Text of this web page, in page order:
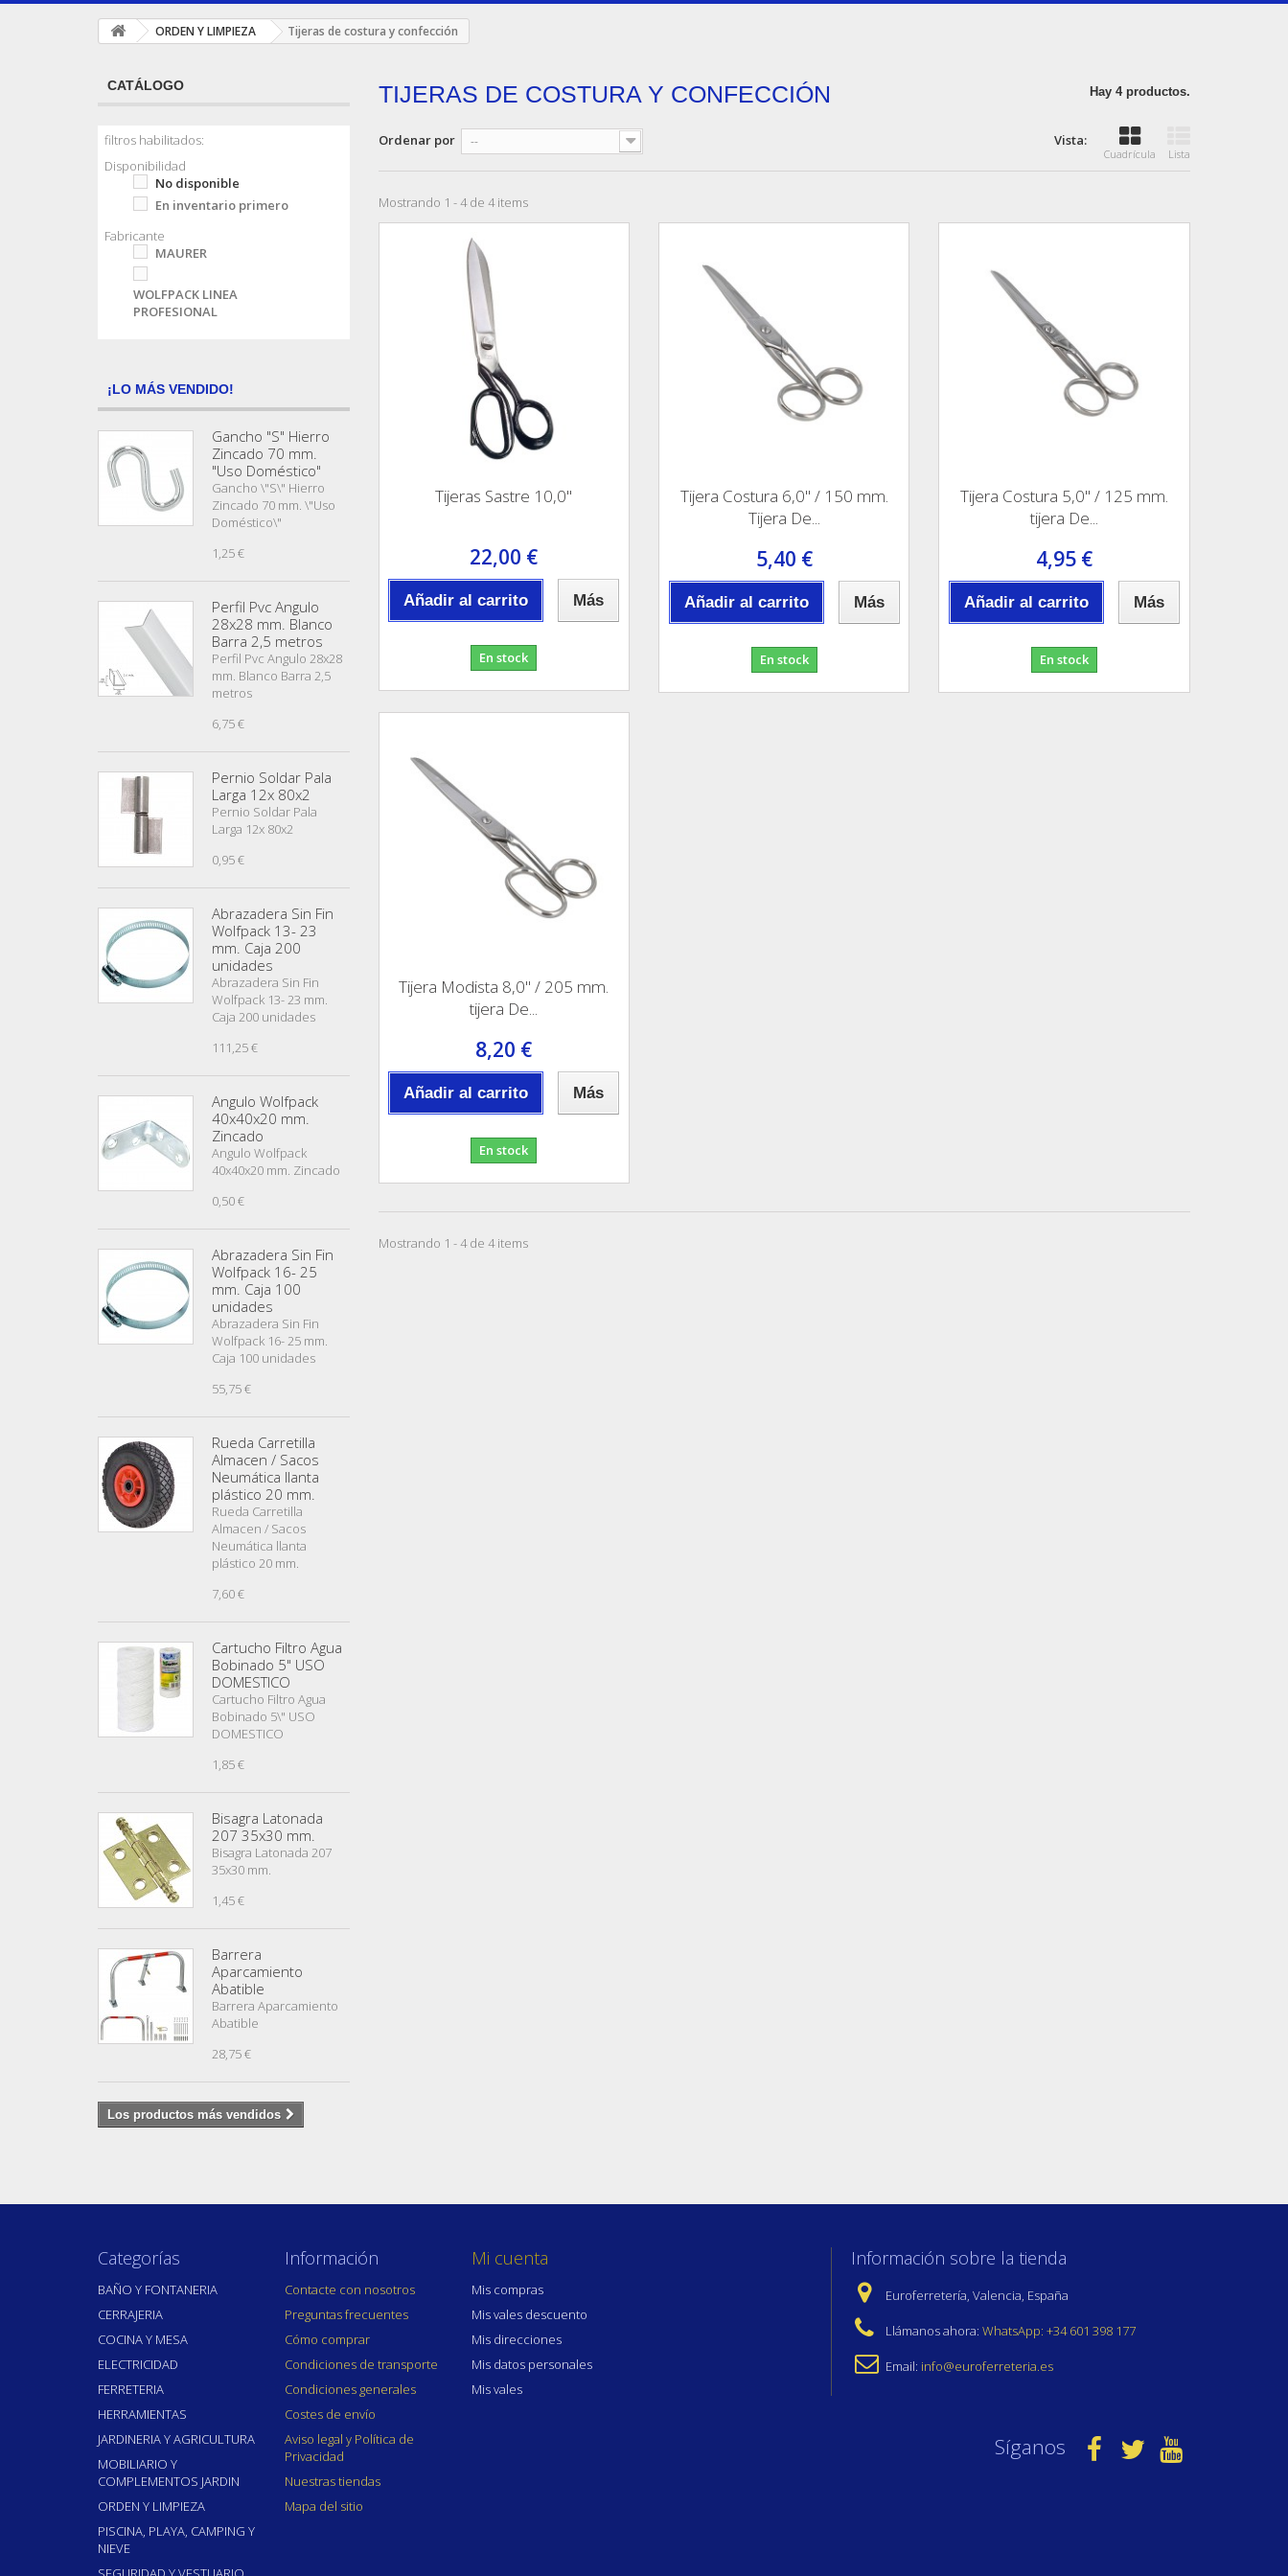
ORDEN Y LIMPIEZA Tijeras de costura y confección
CATÁLOGO
filtros habilitados:
Disponibilidad
No disponible
En inventario primero
Fabricante
MAURER
WOLFPACK LINEA
PROFESIONAL
¡LO MÁS VENDIDO!
Gancho "S" Hierro
Zincado 70 mm.
"Uso Doméstico"
Gancho \"S\" Hierro
Zincado 70 mm. \"Uso
Doméstico\"
1,25 €
Perfil Pvc Angulo
28x28 mm. Blanco
Barra 2,5 metros
Perfil Pvc Angulo 28x28
mm. Blanco Barra 2,5
metros
6,75 €
Pernio Soldar Pala
Larga 12x 80x2
Pernio Soldar Pala
Larga 12x 80x2
0,95 €
Abrazadera Sin Fin
Wolfpack 13- 23
mm. Caja 200
unidades
Abrazadera Sin Fin
Wolfpack 13- 23 mm.
Caja 200 unidades
111,25 €
Angulo Wolfpack
40x40x20 mm.
Zincado
Angulo Wolfpack
40x40x20 mm. Zincado
0,50 €
Abrazadera Sin Fin
Wolfpack 16- 25
mm. Caja 100
unidades
Abrazadera Sin Fin
Wolfpack 16- 25 mm.
Caja 100 unidades
55,75 €
Rueda Carretilla
Almacen / Sacos
Neumática llanta
plástico 20 mm.
Rueda Carretilla
Almacen / Sacos
Neumática llanta
plástico 20 mm.
7,60 €
Cartucho Filtro Agua
Bobinado 5" USO
DOMESTICO
Cartucho Filtro Agua
Bobinado 5\" USO
DOMESTICO
1,85 €
Bisagra Latonada
207 35x30 mm.
Bisagra Latonada 207
35x30 mm.
1,45 €
Barrera
Aparcamiento
Abatible
Barrera Aparcamiento
Abatible
28,75 €
Los productos más vendidos
TIJERAS DE COSTURA Y CONFECCIÓN Hay 4 productos.
Vista:
Cuadrícula Lista
Ordenar por --
Mostrando 1 - 4 de 4 items
Tijeras Sastre 10,0"
22,00 €
Añadir al carrito Más
En stock
Tijera Costura 6,0" / 150 mm.
Tijera De...
5,40 €
Añadir al carrito Más
En stock
Tijera Costura 5,0" / 125 mm.
tijera De...
4,95 €
Añadir al carrito Más
En stock
Tijera Modista 8,0" / 205 mm.
tijera De...
8,20 €
Añadir al carrito Más
En stock
Mostrando 1 - 4 de 4 items
Categorías
BAÑO Y FONTANERIA
CERRAJERIA
COCINA Y MESA
ELECTRICIDAD
FERRETERIA
HERRAMIENTAS
JARDINERIA Y AGRICULTURA
MOBILIARIO Y
COMPLEMENTOS JARDIN
ORDEN Y LIMPIEZA
PISCINA, PLAYA, CAMPING Y
NIEVE
Información
Contacte con nosotros
Preguntas frecuentes
Cómo comprar
Condiciones de transporte
Condiciones generales
Costes de envío
Aviso legal y Política de
Privacidad
Nuestras tiendas
Mapa del sitio
Mi cuenta
Mis compras
Mis vales descuento
Mis direcciones
Mis datos personales
Mis vales
Información sobre la tienda
Euroferretería, Valencia, España
Llámanos ahora: WhatsApp: +34 601 398 177
Email: info@euroferreteria.es
Síganos